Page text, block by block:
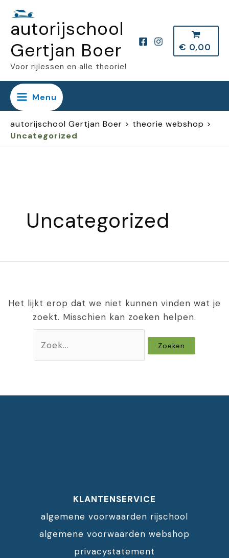
naarautorijschool
Gertjan Boer
Voor rijlessen en alle theorie!
€ 0,00
Menu
autorijschool Gertjan Boer > theorie webshop >
Uncategorized
Uncategorized
Het lijkt erop dat we niet kunnen vinden wat je
zoekt. Misschien kan zoeken helpen.
KLANTENSERVICE
algemene voorwaarden rijschool
algemene voorwaarden webshop
privacystatement